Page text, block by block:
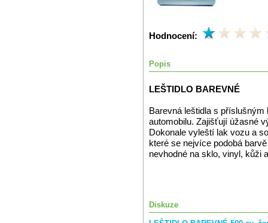
Hodnocení:
Popis
LEŠTIDLO BAREVNÉ
Barevná leštidla s
automobilu. Zajišťují úžasné
Dokonale vyleští lak vozu a
které se nejvíce podobá
nevhodné na sklo, vinyl, kůži
Diskuze